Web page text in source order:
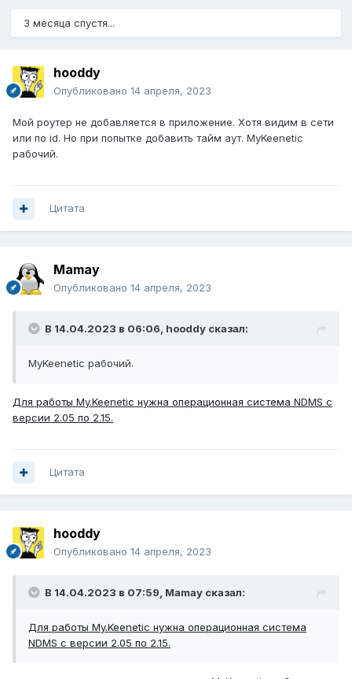
3 месяца спустя...
hooddy
Опубликовано 14 апреля, 2023
Мой роутер не добавляется в приложение. Хотя видим в сети
или по id. Но при попытке добавить тайм аут. MyKeenetic
рабочий.
Цитата
Mamay
Опубликовано 14 апреля, 2023
В 14.04.2023 в 06:06, hooddy сказал:
MyKeenetic рабочий.
Для работы My.Keenetic нужна операционная система NDMS с
версии 2.05 по 2.15.
Цитата
hooddy
Опубликовано 14 апреля, 2023
В 14.04.2023 в 07:59, Mamay сказал:
Для работы My.Keenetic нужна операционная система
NDMS с версии 2.05 по 2.15.